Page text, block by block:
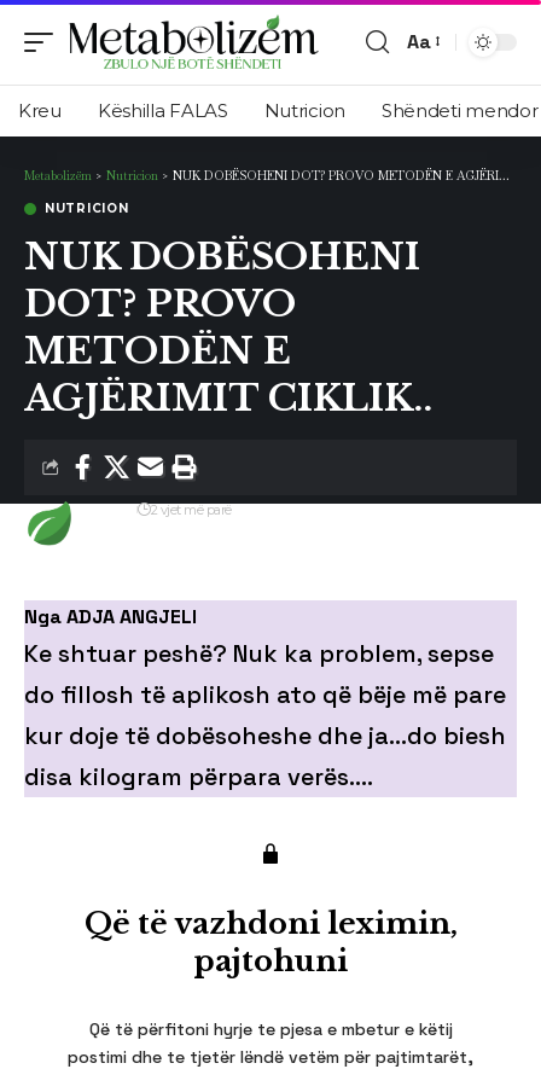
Ndryshimi
i
madhësisë
shkronjave
Aa
Kreu Këshilla FALAS Nutricion Shëndeti mendor
Metabolizëm > Nutricion > NUK DOBËSOHENI DOT? PROVO METODËN E AGJËRIMIT CIKLIK..
NUTRICION
NUK DOBËSOHENI
DOT? PROVO
METODËN E
AGJËRIMIT CIKLIK..
2 vjet më parë
Nga ADJA ANGJELI
Ke shtuar peshë? Nuk ka problem, sepse
do fillosh të aplikosh ato që bëje më pare
kur doje të dobësoheshe dhe ja…do biesh
disa kilogram përpara verës….
Që të vazhdoni leximin,
pajtohuni
Që të përfitoni hyrje te pjesa e mbetur e këtij
postimi dhe te tjetër lëndë vetëm për pajtimtarët,